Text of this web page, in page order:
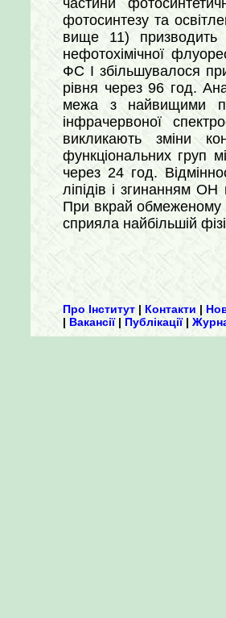
частини
фотосинтезу та
вище 11) призводить
нефотохімічної
ФС I збільшувалося
рівня через 96 год.
межа з найвищими
інфрачервоної
викликають зміни
функціональних груп
через 24 год.
ліпідів і згинанням
При вкрай обмеженому
сприяла найбільшій
Про Інститут | Контакти |
| Вакансії| Публікації|